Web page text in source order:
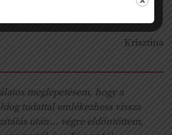
Krisztina
meglepetésem, hogy a
tudattal emlékezhess vissza
után... végre eldöntöttem,